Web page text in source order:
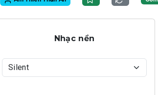
Nhạc nền